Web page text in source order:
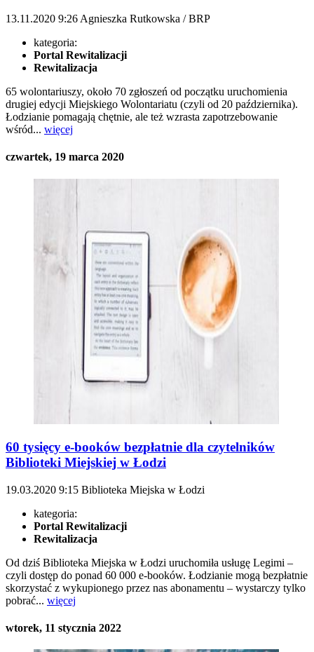
13.11.2020 9:26 Agnieszka Rutkowska / BRP
kategoria:
Portal Rewitalizacji
Rewitalizacja
65 wolontariuszy, około 70 zgłoszeń od początku uruchomienia
drugiej edycji Miejskiego Wolontariatu (czyli od 20 października).
Łodzianie pomagają chętnie, ale też wzrasta zapotrzebowanie
wśród... więcej
czwartek, 19 marca 2020
60 tysięcy e-booków bezpłatnie dla czytelników
Biblioteki Miejskiej w Łodzi
19.03.2020 9:15 Biblioteka Miejska w Łodzi
kategoria:
Portal Rewitalizacji
Rewitalizacja
Od dziś Biblioteka Miejska w Łodzi uruchomiła usługę Legimi –
czyli dostęp do ponad 60 000 e-booków. Łodzianie mogą bezpłatnie
skorzystać z wykupionego przez nas abonamentu – wystarczy tylko
pobrać... więcej
wtorek, 11 stycznia 2022